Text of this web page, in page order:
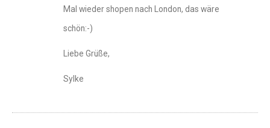
Mal wieder shopen nach London, das wäre
schön:-)
Liebe Grüße,
Sylke